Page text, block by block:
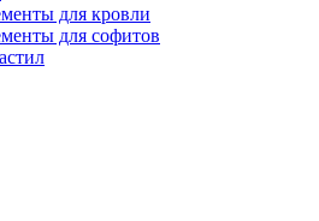
для кровли
для софитов